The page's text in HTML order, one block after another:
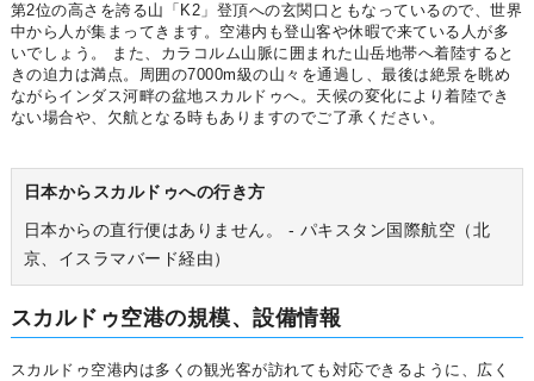
第2位の高さを誇る山「K2」登頂への玄関口ともなっているので、世界
中から人が集まってきます。空港内も登山客や休暇で来ている人が多
いでしょう。 また、カラコルム山脈に囲まれた山岳地帯へ着陸すると
きの迫力は満点。周囲の7000m級の山々を通過し、最後は絶景を眺め
ながらインダス河畔の盆地スカルドゥへ。天候の変化により着陸でき
ない場合や、欠航となる時もありますのでご了承ください。
日本からスカルドゥへの行き方
日本からの直行便はありません。 - パキスタン国際航空（北
京、イスラマバード経由）
スカルドゥ空港の規模、設備情報
スカルドゥ空港内は多くの観光客が訪れても対応できるように、広く